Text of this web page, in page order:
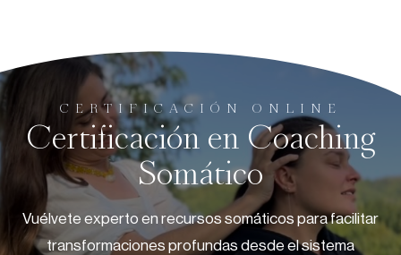
CERTIFICACIÓN ONLINE
Certificación en Coaching
Somático
Vuélvete experto en recursos somáticos para facilitar
transformaciones profundas desde el sistema